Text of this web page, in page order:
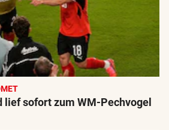
lief sofort zum WM-Pechvogel